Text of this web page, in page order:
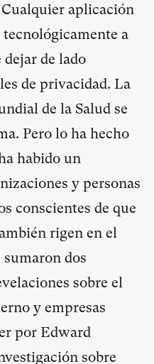
Cualquier aplicación
a
de lado
de privacidad. La
de la Salud se
Pero lo ha hecho
habido un
y personas
conscientes de que
rigen en el
dos
sobre el
y empresas
por Edward
sobre